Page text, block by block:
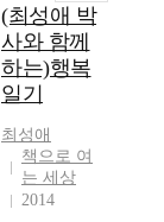
(최성애 박
사와 함께
하는)행복
일기
최성애
책으로 여
는 세상
2014